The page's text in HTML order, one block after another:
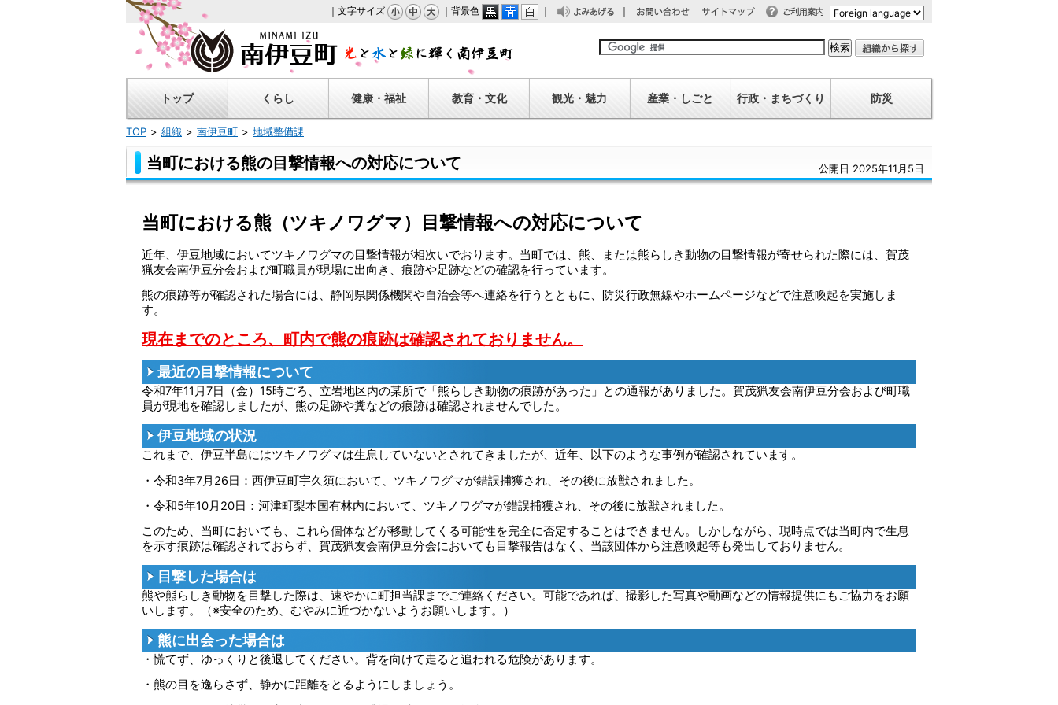
｜文字サイズ ｜背景色
｜
｜
トップ くらし 健康・福祉 教育・文化 観光・魅力 産業・しごと 行政・まちづくり 防災
TOP 組織 南伊豆町 地域整備課
当町における熊の目撃情報への対応について 公開日 2025年11月5日
当町における熊（ツキノワグマ）目撃情報への対応について
近年、伊豆地域においてツキノワグマの目撃情報が相次いでおります。当町では、熊、または熊らしき動物の目撃情報が寄せられた際には、賀茂
猟友会南伊豆分会および町職員が現場に出向き、痕跡や足跡などの確認を行っています。
熊の痕跡等が確認された場合には、静岡県関係機関や自治会等へ連絡を行うとともに、防災行政無線やホームページなどで注意喚起を実施しま
す。
現在までのところ、町内で熊の痕跡は確認されておりません。
最近の目撃情報について
令和7年11月7日（金）15時ごろ、立岩地区内の某所で「熊らしき動物の痕跡があった」との通報がありました。賀茂猟友会南伊豆分会および町職
員が現地を確認しましたが、熊の足跡や糞などの痕跡は確認されませんでした。
伊豆地域の状況
これまで、伊豆半島にはツキノワグマは生息していないとされてきましたが、近年、以下のような事例が確認されています。
・令和3年7月26日：西伊豆町宇久須において、ツキノワグマが錯誤捕獲され、その後に放獣されました。
・令和5年10月20日：河津町梨本国有林内において、ツキノワグマが錯誤捕獲され、その後に放獣されました。
このため、当町においても、これら個体などが移動してくる可能性を完全に否定することはできません。しかしながら、現時点では当町内で生息
を示す痕跡は確認されておらず、賀茂猟友会南伊豆分会においても目撃報告はなく、当該団体から注意喚起等も発出しておりません。
目撃した場合は
熊や熊らしき動物を目撃した際は、速やかに町担当課までご連絡ください。可能であれば、撮影した写真や動画などの情報提供にもご協力をお願
いします。（※安全のため、むやみに近づかないようお願いします。）
熊に出会った場合は
・慌てず、ゆっくりと後退してください。背を向けて走ると追われる危険があります。
・熊の目を逸らさず、静かに距離をとるようにしましょう。